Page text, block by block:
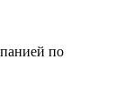
по